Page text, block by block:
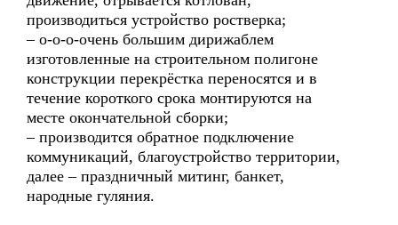
производиться устройство ростверка;
– о-о-о-очень большим дирижаблем
изготовленные на строительном полигоне
конструкции перекрёстка переносятся и в
течение короткого срока монтируются на
месте окончательной сборки;
– производится обратное подключение
коммуникаций, благоустройство территории,
далее – праздничный митинг, банкет,
народные гуляния.